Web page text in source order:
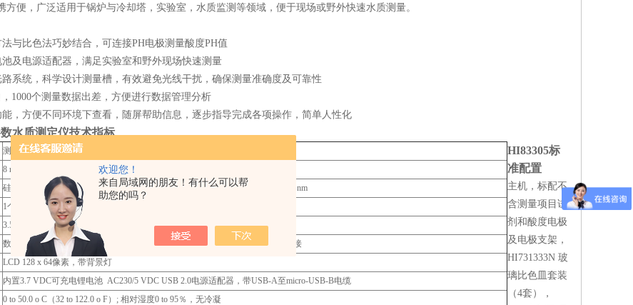
欢迎您！
来自局域网的朋友！有什么可以帮
助您的吗？
方便，广泛适用于锅炉与冷却塔，实验室，水质监测等领域，便于现场或野外快速水质测量。
与比色法巧妙结合，可连接PH电极测量酸度PH值
及电源适配器，满足实验室和野外现场快速测量
系统，科学设计测量槽，有效避免光线干扰，确保测量准确度及可靠性
1000个测量数据出差，方便进行数据管理分析
，方便不同环境下查看，随屏帮助信息，逐步指导完成各项操作，简单人性化
水质测定仪技术指标
测量指标20项目34个水质参数
8 nm ±1.0 nm
硅光电探测器，窄带干涉滤光 LED @ 420 nm、466 nm、525 nm、575 nm和610 nm
1个pH电极输入和5个光度计波长
3.5mm接口专属酸度pH电极，标配不含，【点击选择酸度pH电极】
数据存储：1000个 USB-A用于闪存驱动器；micro-USB-B用于电源和计算机连接
LCD 128 x 64像素，带背景灯
内置3.7 VDC可充电锂电池 AC230/5 VDC USB 2.0电源适配器，带USB-A至micro-USB-B电缆
0 to 50.0 o C（32 to 122.0 o F）; 相对湿度0 to 95％，无冷凝
HI83305标
准配置
主机，标配不
含测量项目试
剂和酸度电极
及电极支架，
HI731333N 玻
璃比色皿套装
（4套），